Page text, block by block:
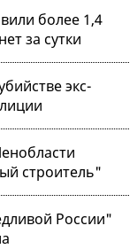
более 1,4
за сутки
экс-
строитель"
России"